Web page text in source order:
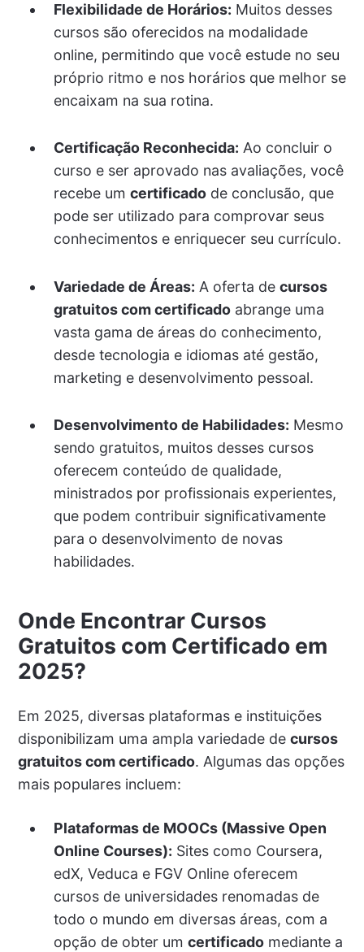
Flexibilidade de Horários: Muitos desses
cursos são oferecidos na modalidade
online, permitindo que você estude no seu
próprio ritmo e nos horários que melhor se
encaixam na sua rotina.
Certificação Reconhecida: Ao concluir o
curso e ser aprovado nas avaliações, você
recebe um certificadode conclusão, que
pode ser utilizado para comprovar seus
conhecimentos e enriquecer seu currículo.
Variedade de Áreas: A oferta de cursos
gratuitos com certificadoabrange uma
vasta gama de áreas do conhecimento,
desde tecnologia e idiomas até gestão,
marketing e desenvolvimento pessoal.
Desenvolvimento de Habilidades: Mesmo
sendo gratuitos, muitos desses cursos
oferecem conteúdo de qualidade,
ministrados por profissionais experientes,
que podem contribuir significativamente
para o desenvolvimento de novas
habilidades.
Onde Encontrar Cursos
Gratuitos com Certificado em
2025?
Em 2025, diversas plataformas e instituições
disponibilizam uma ampla variedade de cursos
gratuitos com certificado. Algumas das opções
mais populares incluem:
Plataformas de MOOCs (Massive Open
Online Courses): Sites como Coursera,
edX, Veduca e FGV Online oferecem
cursos de universidades renomadas de
todo o mundo em diversas áreas, com a
opção de obter um certificadomediante a